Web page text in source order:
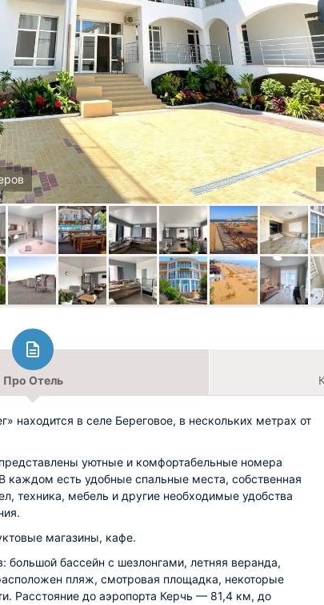
Про Отель
находится в селе Береговое, в нескольких метрах от
уютные и комфортабельные номера
каждом есть удобные спальные места, собственная
техника, мебель и другие необходимые удобства
магазины, кафе.
большой бассейн с шезлонгами, летняя веранда,
пляж, смотровая площадка, некоторые
Расстояние до аэропорта Керчь — 81,4 км, до